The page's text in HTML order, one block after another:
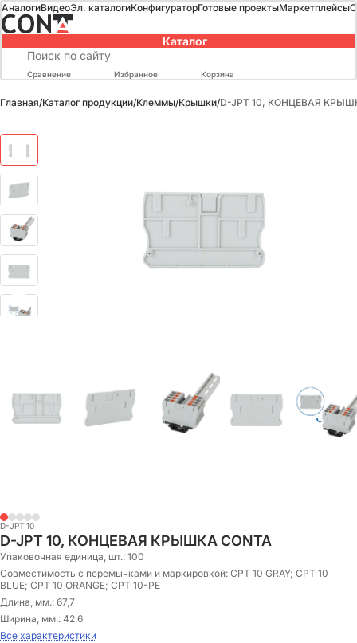
АналогиВидеоЭл. каталогиКонфигураторГотовые проектыМаркетплейсы
Каталог
Сравнение Избранное Корзина
Главная/Каталог продукции/Клеммы/Крышки/D-JPT 10, КОНЦЕВАЯ
D-JPT 10
D-JPT 10, КОНЦЕВАЯ КРЫШКА CONTA
Упаковочная единица, шт.: 100
Совместимость с перемычками и маркировкой: CPT 10 GRAY; CPT 10
BLUE; CPT 10 ORANGE; CPT 10-PE
Длина, мм.: 67,7
Ширина, мм.: 42,6
Все характеристики